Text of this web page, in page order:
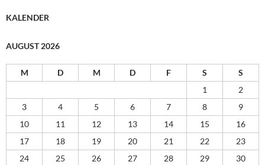
KALENDER
AUGUST 2026
M D M D F S
S
1
2
3
4 5 6 7 8
9
10
11 12 13 14 15
16
17
18 19 20 21 22
23
24
25 26 27 28 29
30